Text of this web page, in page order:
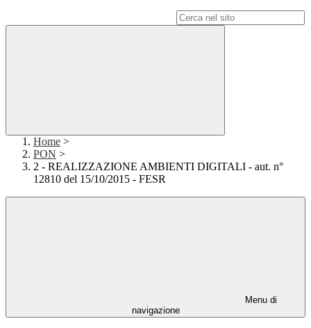
Home >
PON >
2 - REALIZZAZIONE AMBIENTI DIGITALI - aut. n°
12810 del 15/10/2015 - FESR
Menu di
navigazione